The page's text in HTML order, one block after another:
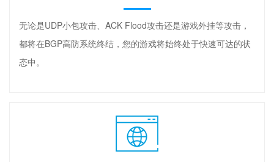
无论是UDP小包攻击、ACK Flood攻击还是游戏外挂等攻击，
都将在BGP高防系统终结，您的游戏将始终处于快速可达的状
态中。